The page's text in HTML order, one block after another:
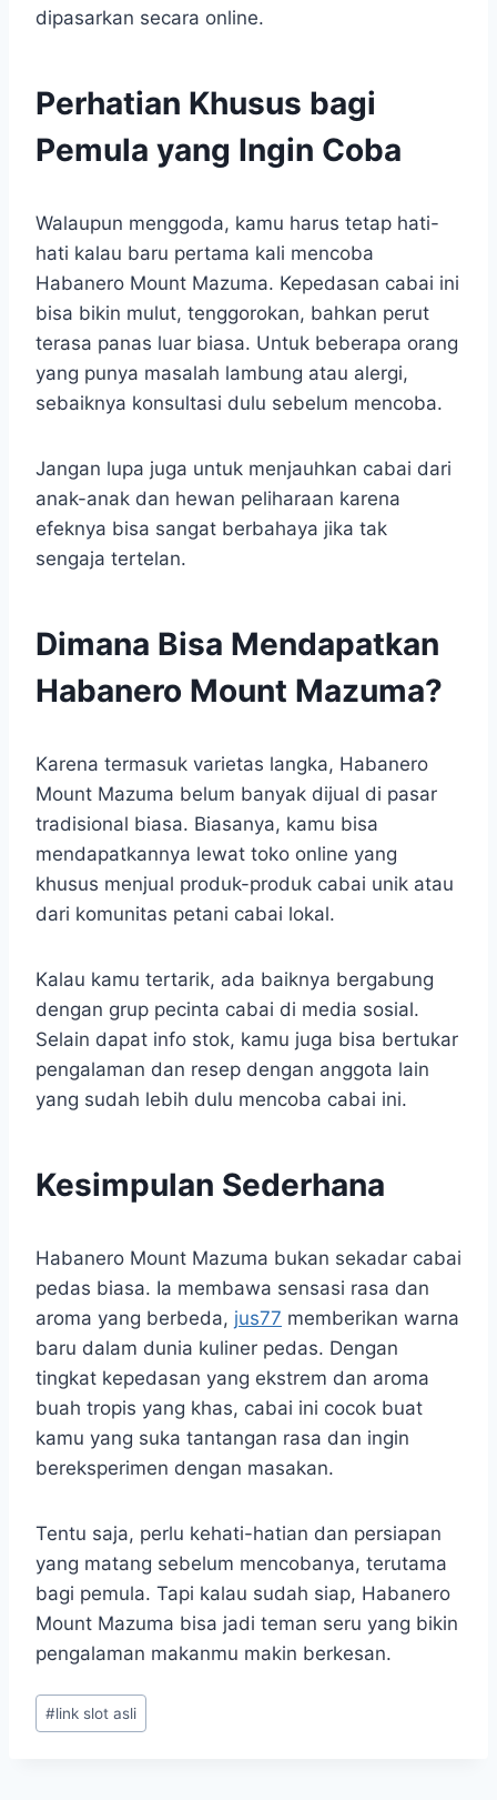
dipasarkan secara online.
Perhatian Khusus bagi
Pemula yang Ingin Coba
Walaupun menggoda, kamu harus tetap hati-
hati kalau baru pertama kali mencoba
Habanero Mount Mazuma. Kepedasan cabai ini
bisa bikin mulut, tenggorokan, bahkan perut
terasa panas luar biasa. Untuk beberapa orang
yang punya masalah lambung atau alergi,
sebaiknya konsultasi dulu sebelum mencoba.
Jangan lupa juga untuk menjauhkan cabai dari
anak-anak dan hewan peliharaan karena
efeknya bisa sangat berbahaya jika tak
sengaja tertelan.
Dimana Bisa Mendapatkan
Habanero Mount Mazuma?
Karena termasuk varietas langka, Habanero
Mount Mazuma belum banyak dijual di pasar
tradisional biasa. Biasanya, kamu bisa
mendapatkannya lewat toko online yang
khusus menjual produk-produk cabai unik atau
dari komunitas petani cabai lokal.
Kalau kamu tertarik, ada baiknya bergabung
dengan grup pecinta cabai di media sosial.
Selain dapat info stok, kamu juga bisa bertukar
pengalaman dan resep dengan anggota lain
yang sudah lebih dulu mencoba cabai ini.
Kesimpulan Sederhana
Habanero Mount Mazuma bukan sekadar cabai
pedas biasa. Ia membawa sensasi rasa dan
aroma yang berbeda, jus77 memberikan warna
baru dalam dunia kuliner pedas. Dengan
tingkat kepedasan yang ekstrem dan aroma
buah tropis yang khas, cabai ini cocok buat
kamu yang suka tantangan rasa dan ingin
bereksperimen dengan masakan.
Tentu saja, perlu kehati-hatian dan persiapan
yang matang sebelum mencobanya, terutama
bagi pemula. Tapi kalau sudah siap, Habanero
Mount Mazuma bisa jadi teman seru yang bikin
pengalaman makanmu makin berkesan.
Post
Tags:
#link slot asli